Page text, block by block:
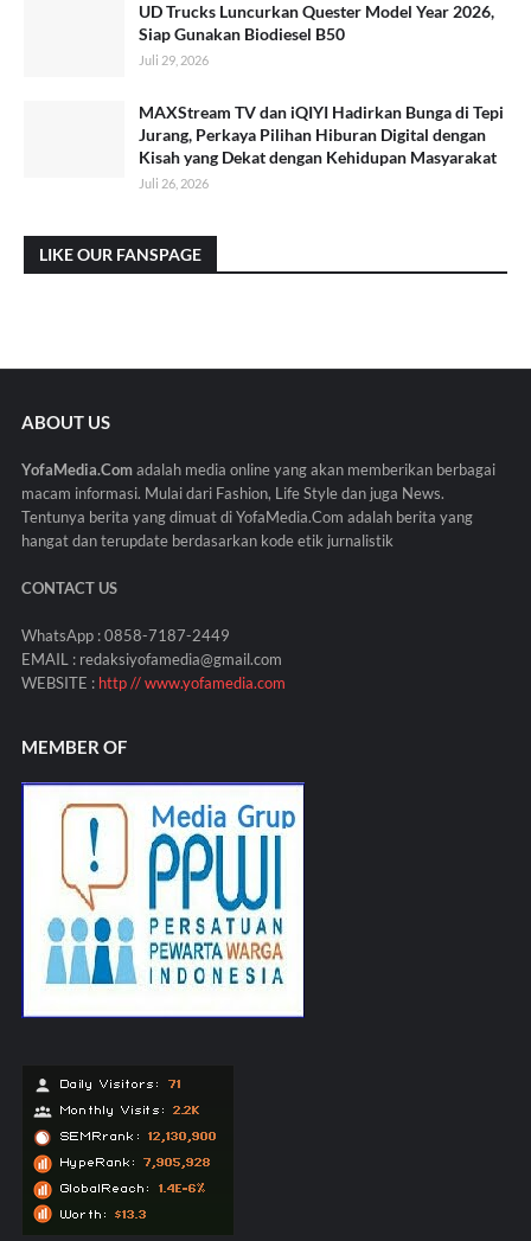
UD Trucks Luncurkan Quester Model Year 2026,
Siap Gunakan Biodiesel B50
Juli 29, 2026
MAXStream TV dan iQIYI Hadirkan Bunga di Tepi
Jurang, Perkaya Pilihan Hiburan Digital dengan
Kisah yang Dekat dengan Kehidupan Masyarakat
Juli 26, 2026
LIKE OUR FANSPAGE
ABOUT US
YofaMedia.Comadalah media online yang akan memberikan berbagai
macam informasi. Mulai dari Fashion, Life Style dan juga News.
Tentunya berita yang dimuat di YofaMedia.Com adalah berita yang
hangat dan terupdate berdasarkan kode etik jurnalistik
CONTACT US
WhatsApp : 0858-7187-2449
EMAIL : redaksiyofamedia@gmail.com
WEBSITE : http // www.yofamedia.com
MEMBER OF